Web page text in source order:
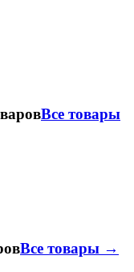
Все товары
Все товары →